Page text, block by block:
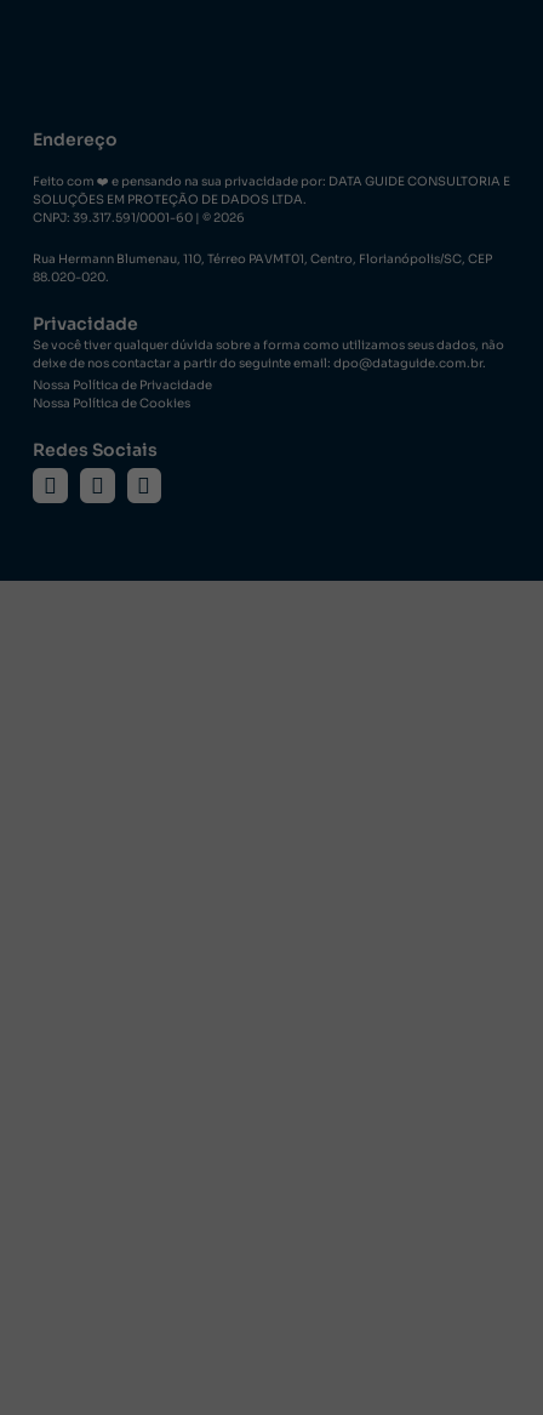
Endereço
Feito com ❤️ e pensando na sua privacidade por: DATA GUIDE CONSULTORIA E
SOLUÇÕES EM PROTEÇÃO DE DADOS LTDA.
CNPJ: 39.317.591/0001-60 | © 2026
Rua Hermann Blumenau, 110, Térreo PAVMT01, Centro, Florianópolis/SC, CEP
88.020-020.
Privacidade
Se você tiver qualquer dúvida sobre a forma como utilizamos seus dados, não
deixe de nos contactar a partir do seguinte email: dpo@dataguide.com.br.
Nossa Política de Privacidade
Nossa Política de Cookies
Redes Sociais